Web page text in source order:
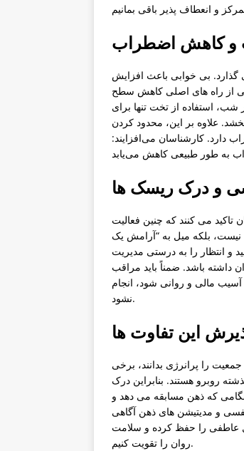
و کاهش اضطراب
بی خوابی باعث افزایش
از راه های اصلی کاهش سطح
استفاده از تخت تنها برای
علاوه بر این، محدود کردن
دارد. کارشناسان می‌افزایند:
و درک ریسک ها
می کنند که چنین فعالیت
نیست، بلکه میل به “آرامش یک
و انتظار را به درستی مدیریت
داشته باشد. ضمناً باید مراقب
مالی و روانی شود، انجام
نشود.
این تفاوت ها
را پرانرژی بدانند، برخی
روبرو هستند. بنابراین درک
که ذهن مسابقه می دهد و
و مدیتیشن های ذهن آگاهی
عاطفی را حفظ کرده و سلامت
روان را تقویت کنیم.